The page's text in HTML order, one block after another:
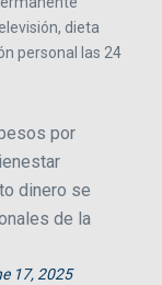
dieta
personal las 24
por
dinero se
de la
17, 2025